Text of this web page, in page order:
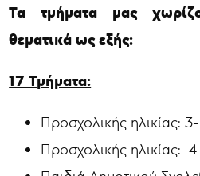
Τα τμήματα μας
θεματικά ως εξής:
17 Τμήματα:
Προσχολικής ηλικίας:
Προσχολικής ηλικίας: